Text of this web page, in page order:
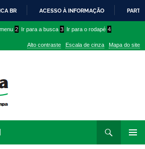
PARA
CONTEÚDO
BR ACESSO À INFORMAÇÃO
2 Ir para a busca 3 Ir para o rodapé 4
Alto contraste Escala de cinza Mapa do site